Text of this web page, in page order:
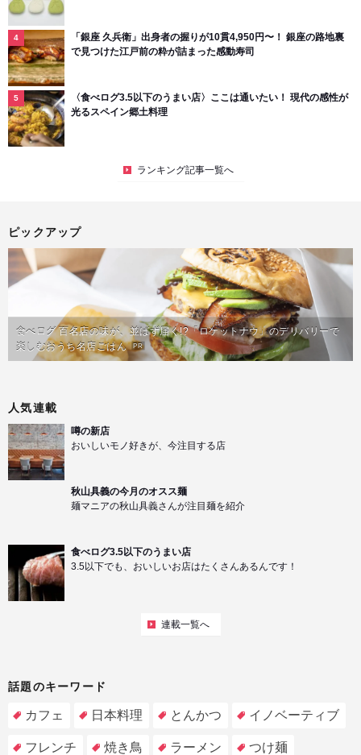
「銀座 久兵衛」出身者の握りが10貫4,950円〜！ 銀座の路地裏
で見つけた江戸前の粋が詰まった感動寿司
〈食べログ3.5以下のうまい店〉ここは通いたい！ 現代の感性が
光るスペイン郷土料理
ランキング記事一覧へ
ピックアップ
食べログ 百名店の味が、並ばず届く!?「ロケットナウ」のデリバリーで
楽しむおうち名店ごはん PR
人気連載
噂の新店
おいしいモノ好きが、今注目する店
秋山具義の今月のオスス麺
麺マニアの秋山具義さんが注目麺を紹介
食べログ3.5以下のうまい店
3.5以下でも、おいしいお店はたくさんあるんです！
連載一覧へ
話題のキーワード
カフェ 日本料理 とんかつ イノベーティブ
フレンチ 焼き鳥 ラーメン つけ麺